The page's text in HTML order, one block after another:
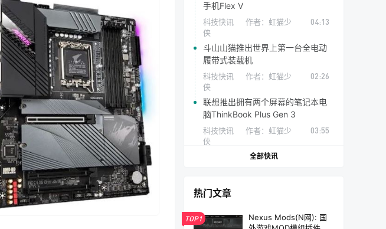
手机Flex V
科技快讯 作者： 虹猫少
侠
04:13
斗山山猫推出世界上第一台全电动
履带式装载机
科技快讯 作者： 虹猫少
侠
02:26
联想推出拥有两个屏幕的笔记本电
脑ThinkBook Plus Gen 3
科技快讯 作者： 虹猫少
侠
03:55
全部快讯
热门文章
TOP1
Nexus Mods(N网): 国